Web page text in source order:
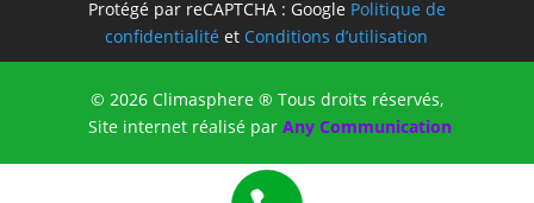
Protégé par reCAPTCHA : Google Politique de
confidentialité et Conditions d’utilisation
© 2026 Climasphere ® Tous droits réservés,
Site internet réalisé par Any Communication